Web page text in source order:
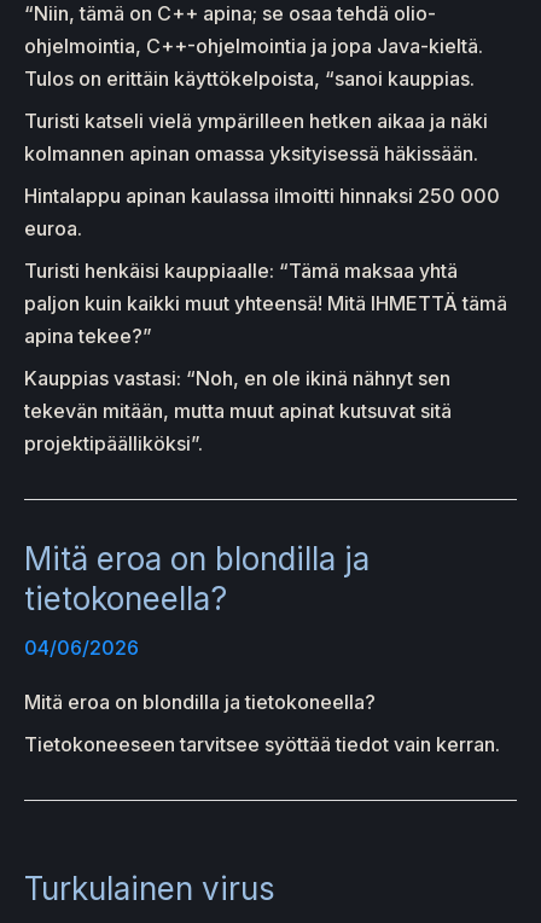
“Niin, tämä on C++ apina; se osaa tehdä olio-
ohjelmointia, C++-ohjelmointia ja jopa Java-kieltä.
Tulos on erittäin käyttökelpoista, “sanoi kauppias.
Turisti katseli vielä ympärilleen hetken aikaa ja näki
kolmannen apinan omassa yksityisessä häkissään.
Hintalappu apinan kaulassa ilmoitti hinnaksi 250 000
euroa.
Turisti henkäisi kauppiaalle: “Tämä maksaa yhtä
paljon kuin kaikki muut yhteensä! Mitä IHMETTÄ tämä
apina tekee?”
Kauppias vastasi: “Noh, en ole ikinä nähnyt sen
tekevän mitään, mutta muut apinat kutsuvat sitä
projektipäälliköksi”.
Mitä eroa on blondilla ja
tietokoneella?
04/06/2026
Mitä eroa on blondilla ja tietokoneella?
Tietokoneeseen tarvitsee syöttää tiedot vain kerran.
Turkulainen virus